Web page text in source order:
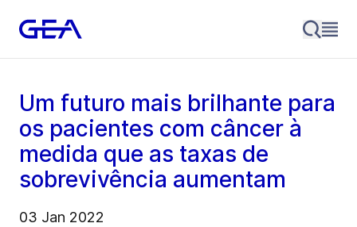
Um futuro mais brilhante para
os pacientes com câncer à
medida que as taxas de
sobrevivência aumentam
03 Jan 2022